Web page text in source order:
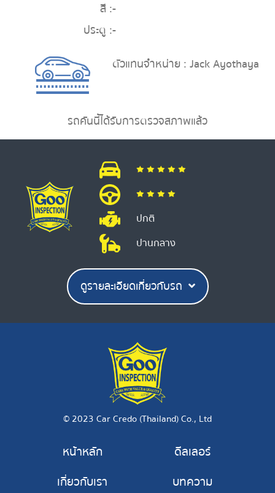
สี :-
ประตู :-
ตัวแทนจำหน่าย : Jack Ayothaya
รถคันนี้ได้รับการตรวจสภาพแล้ว
ปกติ
ปานกลาง
ดูรายละเอียดเกี่ยวกับรถ
© 2023 Car Credo (Thailand) Co., Ltd
หน้าหลัก
เกี่ยวกับเรา
ดีลเลอร์
บทความ